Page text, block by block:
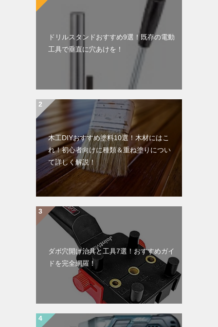
ドリルスタンドおすすめ9選！既存の電動
工具で垂直に穴あけを！
木工DIYおすすめ塗料10選！木材にはこ
れ！初心者向けに種類＆重ね塗りについ
て詳しく解説！
ダボ穴開け治具と工具7選！おすすめガイ
ドを完全網羅！